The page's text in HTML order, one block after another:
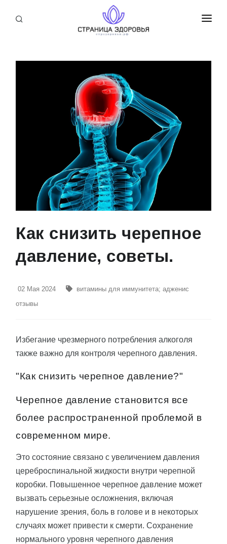
СТАТЬИ
Как снизить черепное
давление, советы.
02 Мая 2024 витамины для иммунитета; адженис
отзывы
Избегание чрезмерного потребления алкоголя
также важно для контроля черепного давления.
"Как снизить черепное давление?"
Черепное давление становится все
более распространенной проблемой в
современном мире.
Это состояние связано с увеличением давления
цереброспинальной жидкости внутри черепной
коробки. Повышенное черепное давление может
вызвать серьезные осложнения, включая
нарушение зрения, боль в голове и в некоторых
случаях может привести к смерти. Сохранение
нормального уровня черепного давления